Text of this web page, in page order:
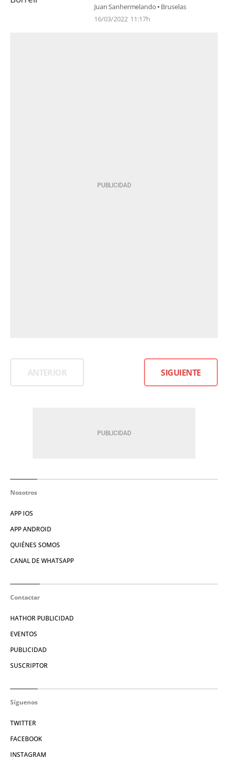
Juan Sanhermelando
Bruselas
16/03/2022 11:17h
ANTERIOR SIGUIENTE
Nosotros
APP IOS
APP ANDROID
QUIÉNES SOMOS
CANAL DE WHATSAPP
Contactar
HATHOR PUBLICIDAD
EVENTOS
PUBLICIDAD
SUSCRIPTOR
Síguenos
TWITTER
FACEBOOK
INSTAGRAM